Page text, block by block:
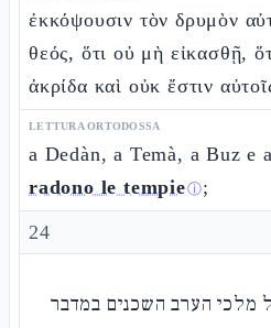
ἐκκόψουσιν τὸν δρυμὸν
θεός, ὅτι οὐ μὴ εἰκασθῇ,
ἀκρίδα καὶ οὐκ ἔστιν
LETTURA ORTODOSSA
a Dedàn, a Temà, a Buz e
radono le tempieⓘ;
24
מלכי הערב השכנים במדבר